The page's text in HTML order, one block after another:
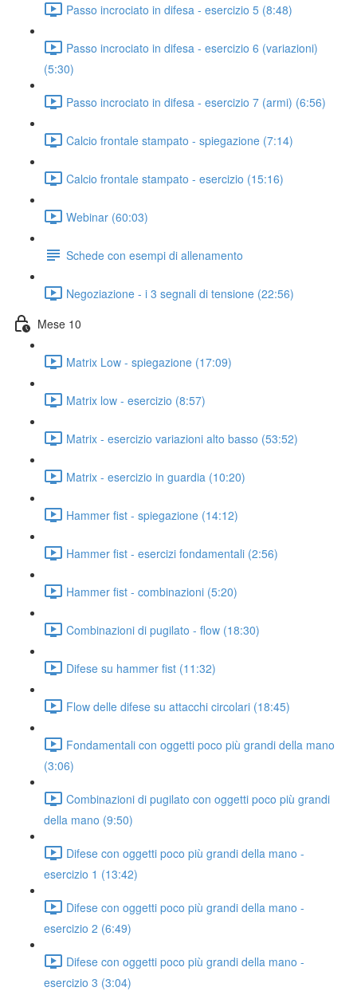
Passo incrociato in difesa - esercizio 5 (8:48)
Passo incrociato in difesa - esercizio 6 (variazioni)
(5:30)
Passo incrociato in difesa - esercizio 7 (armi) (6:56)
Calcio frontale stampato - spiegazione (7:14)
Calcio frontale stampato - esercizio (15:16)
Webinar (60:03)
Schede con esempi di allenamento
Negoziazione - i 3 segnali di tensione (22:56)
Mese 10
Matrix Low - spiegazione (17:09)
Matrix low - esercizio (8:57)
Matrix - esercizio variazioni alto basso (53:52)
Matrix - esercizio in guardia (10:20)
Hammer fist - spiegazione (14:12)
Hammer fist - esercizi fondamentali (2:56)
Hammer fist - combinazioni (5:20)
Combinazioni di pugilato - flow (18:30)
Difese su hammer fist (11:32)
Flow delle difese su attacchi circolari (18:45)
Fondamentali con oggetti poco più grandi della mano
(3:06)
Combinazioni di pugilato con oggetti poco più grandi
della mano (9:50)
Difese con oggetti poco più grandi della mano -
esercizio 1 (13:42)
Difese con oggetti poco più grandi della mano -
esercizio 2 (6:49)
Difese con oggetti poco più grandi della mano -
esercizio 3 (3:04)